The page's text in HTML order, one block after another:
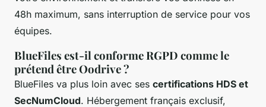
48h maximum, sans interruption de service pour vos
équipes.
BlueFiles est-il conforme RGPD comme le
prétend être Oodrive ?
BlueFiles va plus loin avec ses certifications HDS et
SecNumCloud. Hébergement français exclusif,